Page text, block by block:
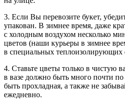
3. Если Вы перевозите букет,
упакован. В зимнее время, даже
с холодным воздухом несколько
цветов (наши курьеры в зимнее
в специальных теплоизолирующих
4. Ставьте цветы только в чистую
в вазе должно быть много почти
быть прохладная, а также не
ежедневно.